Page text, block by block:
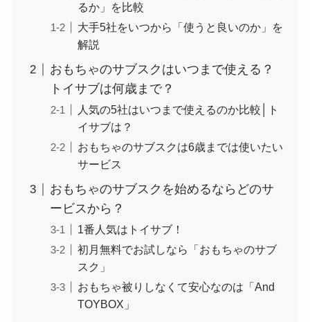
るか」を比較
大手5社をいつから「使うと良いのか」を
解説
おもちゃのサブスクはいつまで使える？
トイサブは何歳まで？
人気の5社はいつまで使えるのか比較│ト
イサブは？
おもちゃのサブスクは6歳までは使いたい
サービス
おもちゃのサブスクを始めるならどのサ
ービスから？
1番人気はトイサブ！
初月無料でお試しなら「おもちゃのサブ
スク」
おもちゃ被りしなくて安心なのは「And
TOYBOX」